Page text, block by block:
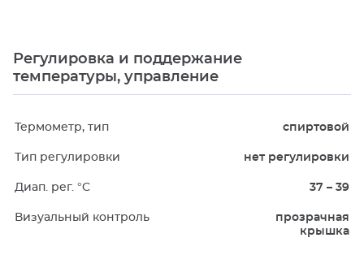
Регулировка и поддержание
температуры, управление
Термометр, тип спиртовой
Тип регулировки нет регулировки
Диап. рег. °C 37 – 39
Визуальный контроль
прозрачная
крышка